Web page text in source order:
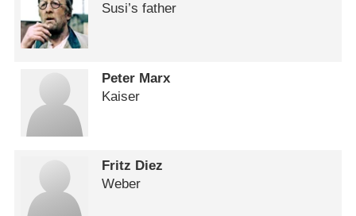
Susi’s father
Peter Marx
Kaiser
Fritz Diez
Weber